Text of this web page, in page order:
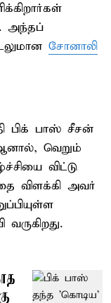
அந்தப்
சோனாலி
பிக் பாஸ் சீசன்
வெறும்
விட்டு
விளக்கி அவர்